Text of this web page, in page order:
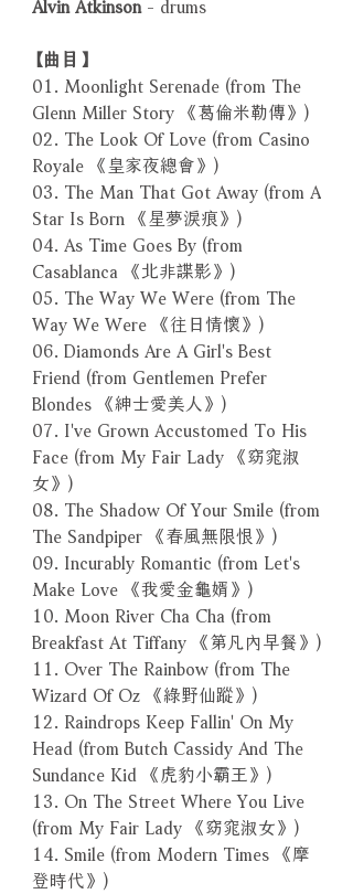
【曲目】
01. Moonlight Serenade (from The
Glenn Miller Story 《葛倫米勒傳》)
02. The Look Of Love (from Casino
Royale 《皇家夜總會》)
03. The Man That Got Away (from A
Star Is Born 《星夢淚痕》)
04. As Time Goes By (from
Casablanca 《北非諜影》)
05. The Way We Were (from The
Way We Were 《往日情懷》)
06. Diamonds Are A Girl's Best
Friend (from Gentlemen Prefer
Blondes 《紳士愛美人》)
07. I've Grown Accustomed To His
Face (from My Fair Lady 《窈窕淑
女》)
08. The Shadow Of Your Smile (from
The Sandpiper 《春風無限恨》)
09. Incurably Romantic (from Let's
Make Love 《我愛金龜婿》)
10. Moon River Cha Cha (from
Breakfast At Tiffany 《第凡內早餐》)
11. Over The Rainbow (from The
Wizard Of Oz 《綠野仙蹤》)
12. Raindrops Keep Fallin' On My
Head (from Butch Cassidy And The
Sundance Kid 《虎豹小霸王》)
13. On The Street Where You Live
(from My Fair Lady 《窈窕淑女》)
14. Smile (from Modern Times 《摩
登時代》)